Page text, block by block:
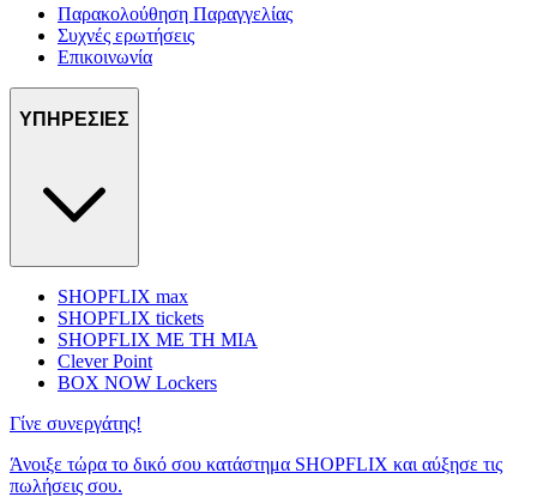
Παρακολούθηση Παραγγελίας
Συχνές ερωτήσεις
Επικοινωνία
ΥΠΗΡΕΣΙΕΣ
SHOPFLIX max
SHOPFLIX tickets
SHOPFLIX ΜΕ ΤΗ ΜΙΑ
Clever Point
BOX NOW Lockers
Γίνε συνεργάτης!
Άνοιξε τώρα το δικό σου κατάστημα SHOPFLIX και αύξησε τις
πωλήσεις σου.